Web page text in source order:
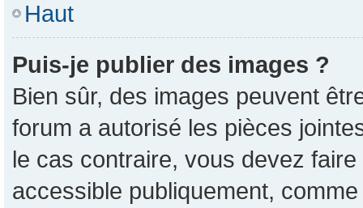
Haut
Puis-je publier des images ?
Bien sûr, des images peuvent
forum a autorisé les pièces
le cas contraire, vous devez
accessible publiquement,